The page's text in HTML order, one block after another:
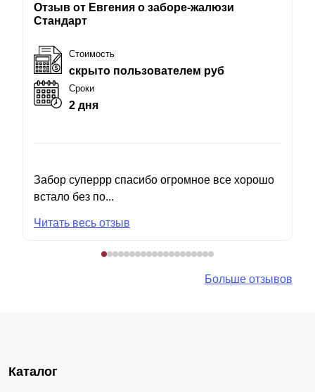
Отзыв от Евгения о заборе-жалюзи
Стандарт
Стоимость
скрыто пользователем руб
Сроки
2 дня
Забор суперрр спасибо огромное все хорошо
встало без по...
Читать весь отзыв
Больше отзывов
Каталог